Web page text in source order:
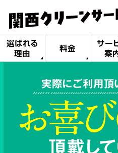
選ばれる
理由
料金
サー
案
実際にご利用頂